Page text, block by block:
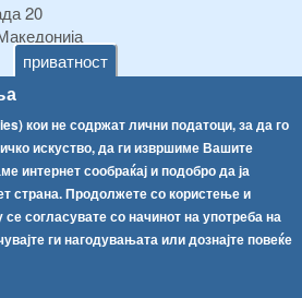
приватност
кои не содржат лични податоци, за да го
искуство, да ги извршиме Вашите
интернет сообраќај и подобро да ја
страна. Продолжете со користење и
согласувате со начинот на употреба на
ги нагодувањата или дознајте повеќе
20